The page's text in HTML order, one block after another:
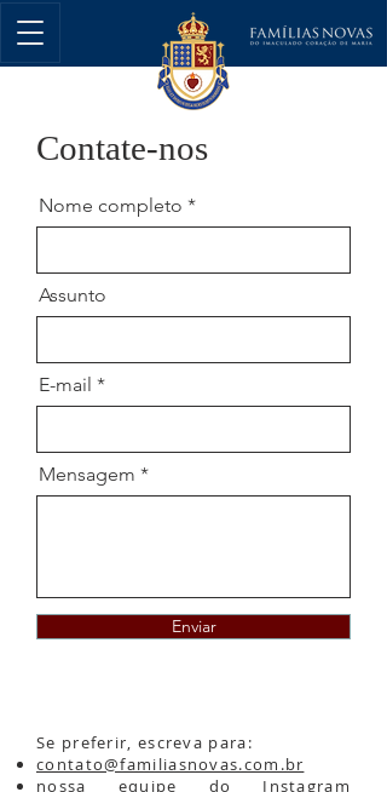
Contate-nos
Nome completo
Assunto
E-mail
Mensagem
Enviar
Se preferir, escreva para:
contato@familiasnovas.com.br
nossa equipe do Instagram